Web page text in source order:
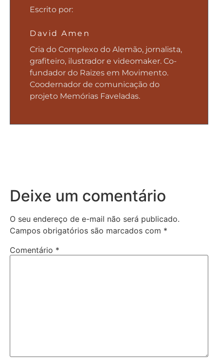
Escrito por:
David Amen
Cria do Complexo do Alemão, jornalista,
grafiteiro, ilustrador e videomaker. Co-
fundador do Raizes em Movimento.
Coodernador de comunicação do
projeto Memórias Faveladas.
Deixe um comentário
O seu endereço de e-mail não será publicado.
Campos obrigatórios são marcados com *
Comentário *